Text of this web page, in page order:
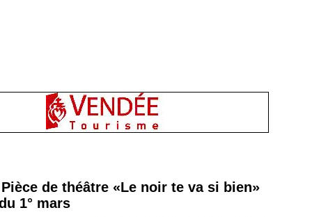
de théâtre «Le noir te va si bien»
1° mars